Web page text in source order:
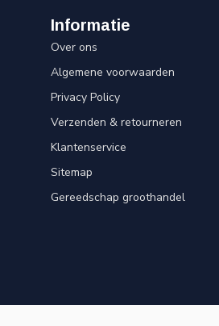
Informatie
Over ons
Algemene voorwaarden
Privacy Policy
Verzenden & retourneren
Klantenservice
Sitemap
Gereedschap groothandel